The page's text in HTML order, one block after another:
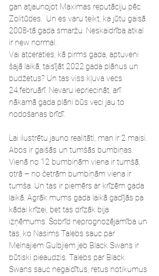
gan atjaunojot Maximas reputāciju pēc
Zolitūdes.  Un es varu teikt, ka jūtu gaisā
2008-tā gada smaržu. Neskaidrība atkal
ir new normal.
Vai atceraties, kā pirms gada, aptuveni
šajā laikā, taisījāt 2022.gada plānus un
budžetus? Un tas viss kļuva vecs
24.februārī. Nevaru iepriecināt, arī
nākamā gada plāni būs veci jau to
nodošanas brīdī.
Lai ilustrētu jauno realitāti, man ir 2 maisi.
Abos ir gaišās un tumšās bumbiņas.
Vienā no 12 bumbiņām viena ir tumšā,
otrā – no četrām bumbiņām viena ir
tumša. Un tas ir piemērs ar krīzēm gada
laikā. Agrāk mums gada laikā gadījās pa
kādai krīzei, bet tas drīzāk bija
izņēmums. Šobrīd neprognozējamība un
tas, ko Nasims Talebs sauc par
Melnajiem Gulbjiem jeb Black Swans ir
būtiski pieaudzis. Talebs par Black
Swans sauc negaidītus, retus notikumus